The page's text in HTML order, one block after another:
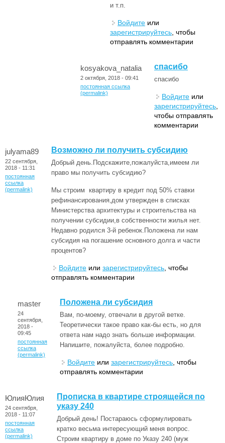
и т.п.
Войдите или
зарегистрируйтесь , чтобы
отправлять комментарии
kosyakova_natalia
2 октября, 2018 - 09:41
постоянная ссылка
(permalink)
спасибо
спасибо
Войдите или
зарегистрируйтесь
чтобы отправлять
комментарии
julyama89
22 сентября,
2018 - 11:31
постоянная
ссылка
(permalink)
Возможно ли получить субсидию
Добрый день.Подскажите,пожалуйста,имеем ли
право мы получить субсидию?
Мы строим квартиру в кредит под 50% ставки
рефинансирования,дом утвержден в списках
Министерства архитектуры и строительства на
получении субсидии,в собственности жилья нет.
Недавно родился 3-й ребенок.Положена ли нам
субсидия на погашение основного долга и части
процентов?
Войдите или зарегистрируйтесь , чтобы
отправлять комментарии
master
24
сентября,
2018 -
09:45
постоянная
ссылка
(permalink)
Положена ли субсидия
Вам, по-моему, отвечали в другой ветке.
Теоретически такое право как-бы есть, но для
ответа нам надо знать больше информации.
Напишите, пожалуйста, более подробно.
Войдите или зарегистрируйтесь , чтобы
отправлять комментарии
ЮлияЮлия
24 сентября,
2018 - 11:07
постоянная
ссылка
(permalink)
Прописка в квартире строящейся по
указу 240
Добрый день! Постараюсь сформулировать
кратко весьма интересующий меня вопрос.
Строим квартиру в доме по Указу 240 (муж